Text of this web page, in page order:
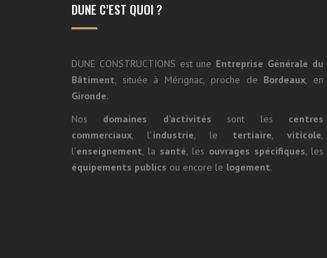
DUNE C’EST QUOI ?
DUNE CONSTRUCTIONS est une Entreprise Générale du
Bâtiment, située à Mérignac, proche de Bordeaux, en
Gironde.
Nos domaines d’activités sont les centres
commerciaux, l’industrie, le tertiaire, viticole,
l’enseignement, la santé, les ouvrages spécifiques, les
équipements publics ou encore le logement.